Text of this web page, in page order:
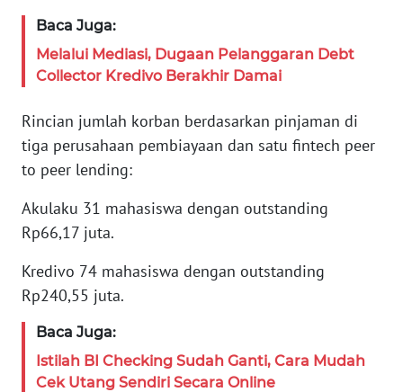
Baca Juga:
Melalui Mediasi, Dugaan Pelanggaran Debt
Collector Kredivo Berakhir Damai
Rincian jumlah korban berdasarkan pinjaman di
tiga perusahaan pembiayaan dan satu fintech peer
to peer lending:
Akulaku 31 mahasiswa dengan outstanding
Rp66,17 juta.
Kredivo 74 mahasiswa dengan outstanding
Rp240,55 juta.
Baca Juga:
Istilah BI Checking Sudah Ganti, Cara Mudah
Cek Utang Sendiri Secara Online
REDAKSI
KARIR
DISCLAIMER
Wahana
News
Regional
WN
SUMUT
JAKARTA
WN